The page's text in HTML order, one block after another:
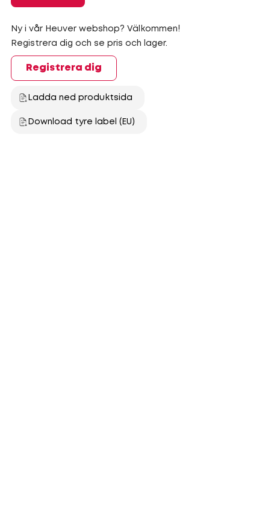
Ny i vår Heuver webshop? Välkommen!
Registrera dig och se pris och lager.
Registrera dig
Ladda ned produktsida
Download tyre label (EU)